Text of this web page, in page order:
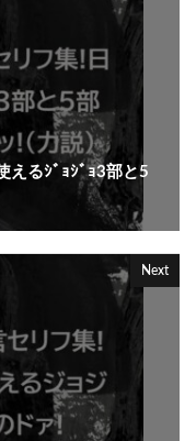
えるｼﾞｮｼﾞｮ3部と5
Next